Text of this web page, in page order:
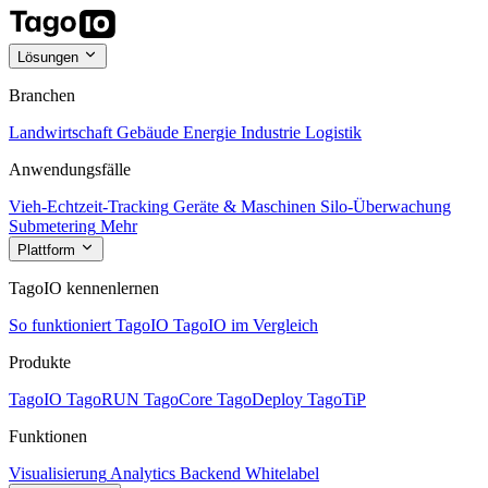
Lösungen
Branchen
Landwirtschaft Gebäude Energie Industrie Logistik
Anwendungsfälle
Vieh-Echtzeit-Tracking Geräte & Maschinen Silo-Überwachung
Submetering Mehr
Plattform
TagoIO kennenlernen
So funktioniert TagoIO TagoIO im Vergleich
Produkte
TagoIO TagoRUN TagoCore TagoDeploy TagoTiP
Funktionen
Visualisierung Analytics Backend Whitelabel